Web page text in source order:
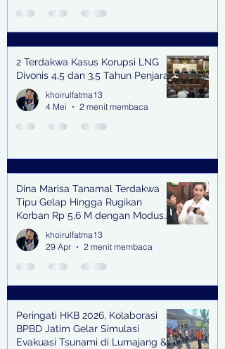
2 Terdakwa Kasus Korupsi LNG
Divonis 4,5 dan 3,5 Tahun Penjara
khoirulfatma13
4 Mei
2 menit membaca
Dina Marisa Tanamal Terdakwa
Tipu Gelap Hingga Rugikan
Korban Rp 5,6 M dengan Modus
Kerja Sama Impor Bodong
khoirulfatma13
29 Apr
2 menit membaca
Peringati HKB 2026, Kolaborasi
BPBD Jatim Gelar Simulasi
Evakuasi Tsunami di Lumajang &